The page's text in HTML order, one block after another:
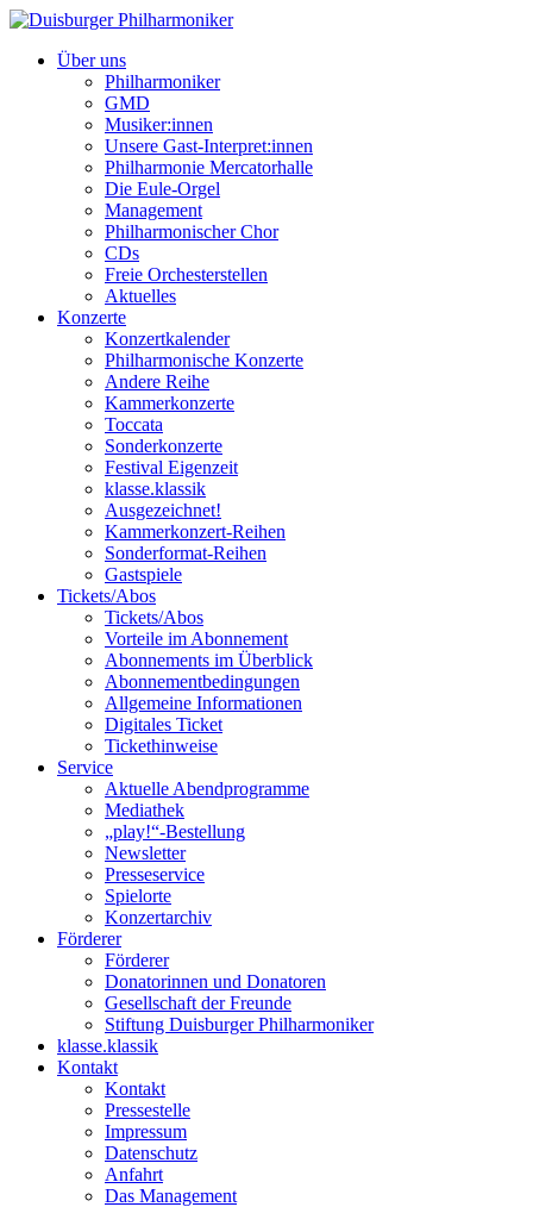
Über uns
Philharmoniker
GMD
Musiker:innen
Unsere Gast-Interpret:innen
Philharmonie Mercatorhalle
Die Eule-Orgel
Management
Philharmonischer Chor
CDs
Freie Orchesterstellen
Aktuelles
Konzerte
Konzertkalender
Philharmonische Konzerte
Andere Reihe
Kammerkonzerte
Toccata
Sonderkonzerte
Festival Eigenzeit
klasse.klassik
Ausgezeichnet!
Kammerkonzert-Reihen
Sonderformat-Reihen
Gastspiele
Tickets/Abos
Tickets/Abos
Vorteile im Abonnement
Abonnements im Überblick
Abonnement­bedingungen
Allgemeine Informationen
Digitales Ticket
Ticket­hinweise
Service
Aktuelle Abendprogramme
Mediathek
„play!“-Bestellung
Newsletter
Presseservice
Spielorte
Konzertarchiv
Förderer
Förderer
Donatorinnen und Donatoren
Gesellschaft der Freunde
Stiftung Duisburger Philharmoniker
klasse.klassik
Kontakt
Kontakt
Pressestelle
Impressum
Datenschutz
Anfahrt
Das Management